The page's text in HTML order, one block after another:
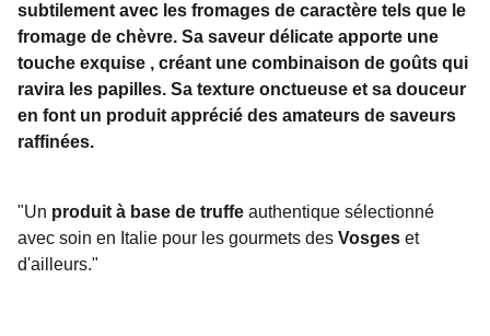
subtilement avec les fromages de caractère tels que le
fromage de chèvre. Sa saveur délicate apporte une
touche exquise , créant une combinaison de goûts qui
ravira les papilles. Sa texture onctueuse et sa douceur
en font un produit apprécié des amateurs de saveurs
raffinées.
"Un produit à base de truffe authentique sélectionné
avec soin en Italie pour les gourmets des Vosges et
d'ailleurs."